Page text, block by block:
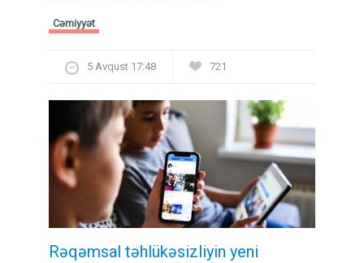
Cəmiyyət
5 Avqust 17:48 721
Rəqəmsal təhlükəsizliyin yeni